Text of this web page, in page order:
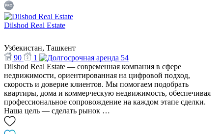
Dilshod Real Estate
Узбекистан, Ташкент
90
1
54
Dilshod Real Estate — современная компания в сфере
недвижимости, ориентированная на цифровой подход,
скорость и доверие клиентов. Мы помогаем подобрать
квартиры, дома и коммерческую недвижимость, обеспечивая
профессиональное сопровождение на каждом этапе сделки.
Наша цель — сделать рынок …